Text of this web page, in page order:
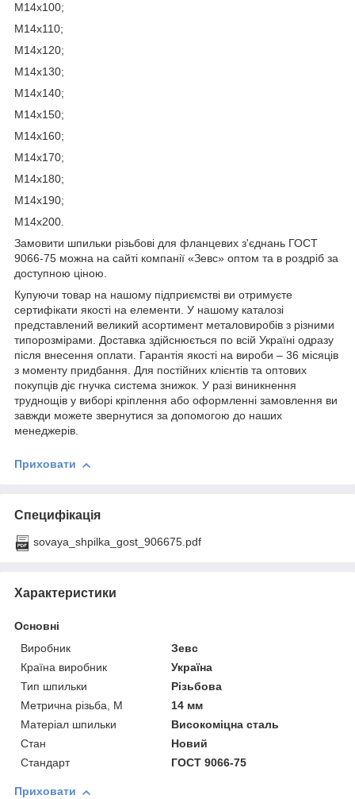
М14х100;
М14х110;
М14х120;
М14х130;
М14х140;
М14х150;
М14х160;
М14х170;
М14х180;
М14х190;
М14х200.
Замовити шпильки різьбові для фланцевих з'єднань ГОСТ
9066-75 можна на сайті компанії «Зевс» оптом та в роздріб за
доступною ціною.
Купуючи товар на нашому підприємстві ви отримуєте
сертифікати якості на елементи. У нашому каталозі
представлений великий асортимент металовиробів з різними
типорозмірами. Доставка здійснюється по всій Україні одразу
після внесення оплати. Гарантія якості на вироби – 36 місяців
з моменту придбання. Для постійних клієнтів та оптових
покупців діє гнучка система знижок. У разі виникнення
труднощів у виборі кріплення або оформленні замовлення ви
завжди можете звернутися за допомогою до наших
менеджерів.
Приховати
Специфікація
sovaya_shpilka_gost_906675.pdf
Характеристики
Основні
Виробник
Зевс
Країна виробник
Україна
Тип шпильки
Різьбова
Метрична різьба, М
14 мм
Матеріал шпильки
Високоміцна сталь
Стан
Новий
Стандарт
ГОСТ 9066-75
Приховати